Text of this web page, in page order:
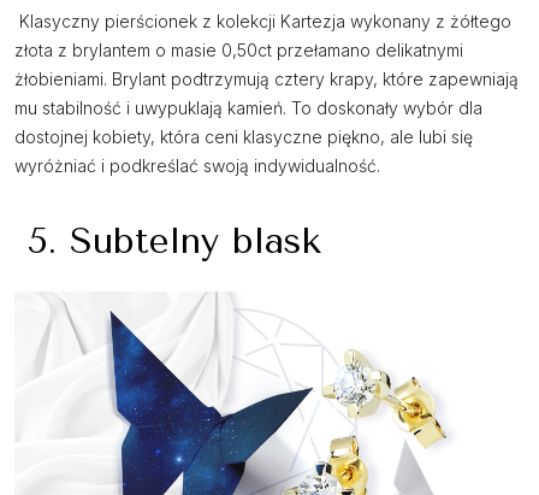
Klasyczny pierścionek z kolekcji Kartezja wykonany z żółtego
złota z brylantem o masie 0,50ct przełamano delikatnymi
żłobieniami. Brylant podtrzymują cztery krapy, które zapewniają
mu stabilność i uwypuklają kamień. To doskonały wybór dla
dostojnej kobiety, która ceni klasyczne piękno, ale lubi się
wyróżniać i podkreślać swoją indywidualność.
5. Subtelny blask